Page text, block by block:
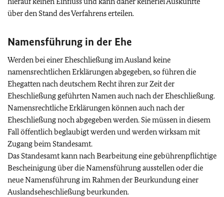
über den Stand des Verfahrens erteilen.
Namensführung in der Ehe
Werden bei einer Eheschließung im Ausland keine
namensrechtlichen Erklärungen abgegeben, so führen die
Ehegatten nach deutschem Recht ihren zur Zeit der
Eheschließung geführten Namen auch nach der Eheschließung.
Namensrechtliche Erklärungen können auch nach der
Eheschließung noch abgegeben werden. Sie müssen in diesem
Fall öffentlich beglaubigt werden und werden wirksam mit
Zugang beim Standesamt.
Das Standesamt kann nach Bearbeitung eine gebührenpflichtige
Bescheinigung über die Namensführung ausstellen oder die
neue Namensführung im Rahmen der Beurkundung einer
Auslandseheschließung beurkunden.